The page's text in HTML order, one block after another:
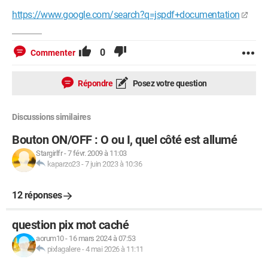
https://www.google.com/search?q=jspdf+documentation
Commenter 0
Répondre Posez votre question
Discussions similaires
Bouton ON/OFF : O ou I, quel côté est allumé
Stargirlfr-7 févr. 2009 à 11:03
kaparzo23-7 juin 2023 à 10:36
12 réponses
question pix mot caché
aorum10- 16 mars 2024 à 07:53
pixlagalere-4 mai 2026 à 11:11